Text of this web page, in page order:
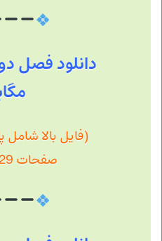
(فایل بالا
صفحات 29 تا 55 می باشد)